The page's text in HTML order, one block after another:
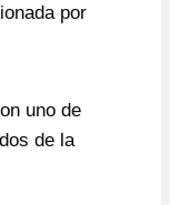
por
uno de
de la